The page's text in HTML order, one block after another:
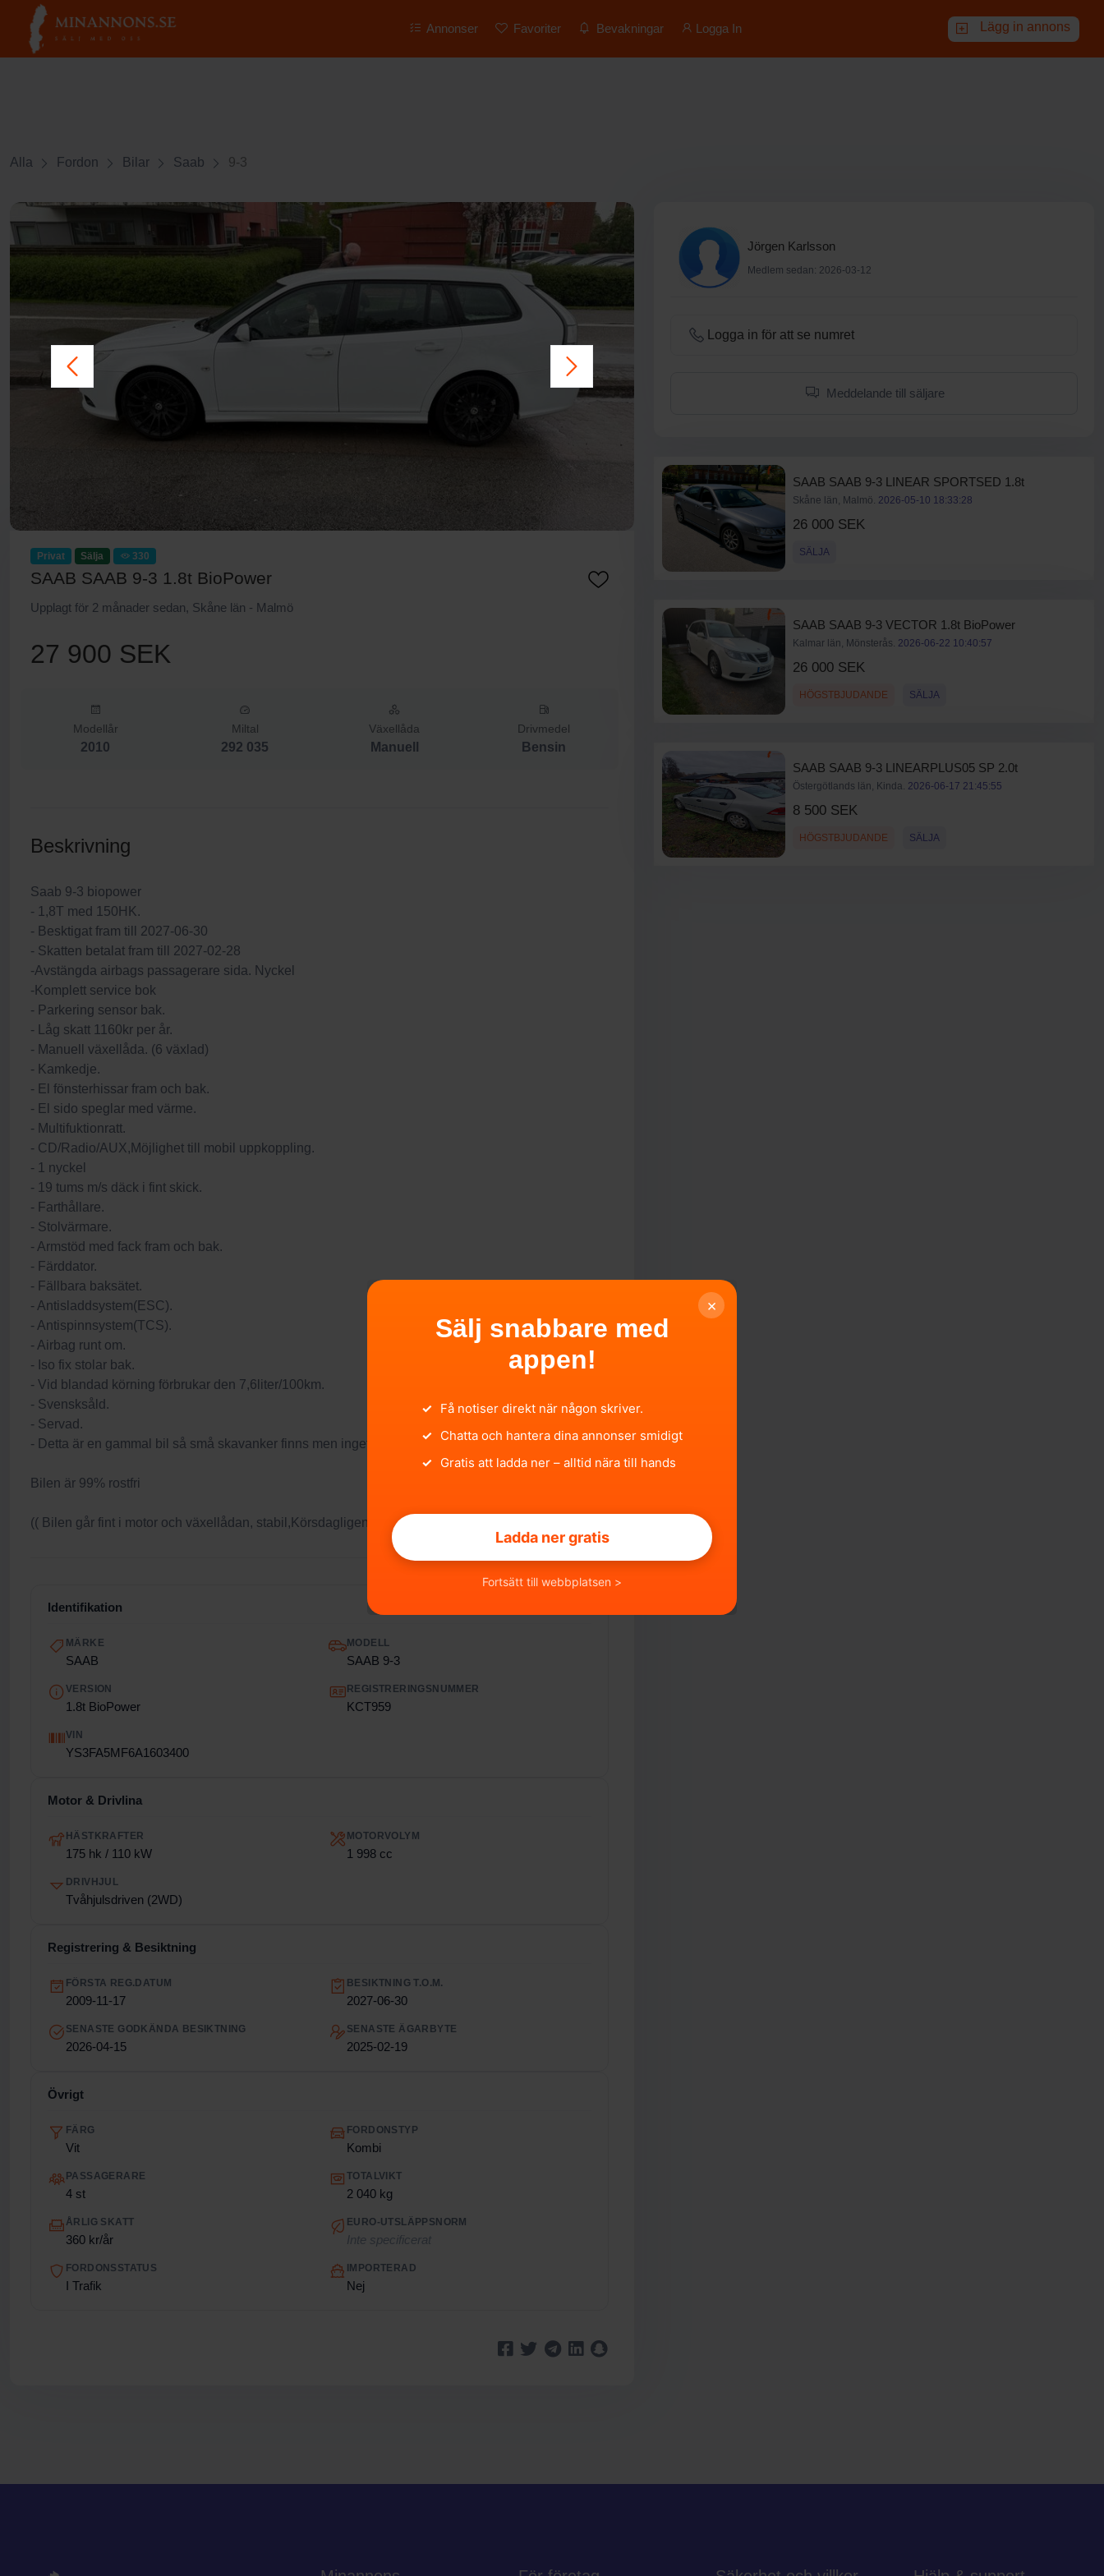
Annonser Favoriter Bevakningar Logga In Lägg in annons
Alla Fordon Bilar Saab 9-3
Privat Sälja 330
SAAB SAAB 9-3 1.8t BioPower
Upplagt för 2 månader sedan, Skåne län - Malmö
27 900 SEK
Modellår
2010
Miltal
292 035
Växellåda
Manuell
Drivmedel
Bensin
Beskrivning
Saab 9-3 biopower
- 1,8T med 150HK.
- Besktigat fram till 2027-06-30
- Skatten betalat fram till 2027-02-28
-Avstängda airbags passagerare sida. Nyckel
-Komplett service bok
- Parkering sensor bak.
- Låg skatt 1160kr per år.
- Manuell växellåda. (6 växlad)
- Kamkedje.
- El fönsterhissar fram och bak.
- El sido speglar med värme.
- Multifuktionratt.
- CD/Radio/AUX,Möjlighet till mobil uppkoppling.
- 1 nyckel
- 19 tums m/s däck i fint skick.
- Farthållare.
- Stolvärmare.
- Armstöd med fack fram och bak.
- Färddator.
- Fällbara baksätet.
- Antisladdsystem(ESC).
- Antispinnsystem(TCS).
- Airbag runt om.
- Iso fix stolar bak.
- Vid blandad körning förbrukar den 7,6liter/100km.
- Svensksåld.
- Servad.
- Detta är en gammal bil så små skavanker finns men inget som påverkar bilen.
Bilen är 99% rostfri
(( Bilen går fint i motor och växellådan, stabil,Körsdagligen, Lätt start))
Identifikation
MÄRKE
SAAB
MODELL
SAAB 9-3
VERSION
1.8t BioPower
REGISTRERINGSNUMMER
KCT959
VIN
YS3FA5MF6A1603400
Motor & Drivlina
HÄSTKRAFTER
175 hk / 110 kW
MOTORVOLYM
1 998 cc
DRIVHJUL
Tvåhjulsdriven (2WD)
Registrering & Besiktning
FÖRSTA REG.DATUM
2009-11-17
BESIKTNING T.O.M.
2027-06-30
SENASTE GODKÄNDA BESIKTNING
2026-04-15
SENASTE ÄGARBYTE
2025-02-19
Övrigt
FÄRG
Vit
FORDONSTYP
Kombi
PASSAGERARE
4 st
TOTALVIKT
2 040 kg
ÅRLIG SKATT
360 kr/år
EURO-UTSLÄPPSNORM
Inte specificerat
FORDONSSTATUS
I Trafik
IMPORTERAD
Nej
Jörgen Karlsson
Medlem sedan: 2026-03-12
Logga in för att se numret
Meddelande till säljare
SAAB SAAB 9-3 LINEAR SPORTSED 1.8t
Skåne län, Malmö. 2026-05-10 18:33:28
26 000 SEK
SÄLJA
SAAB SAAB 9-3 VECTOR 1.8t BioPower
Kalmar län, Mönsterås. 2026-06-22 10:40:57
26 000 SEK
HÖGSTBJUDANDE SÄLJA
SAAB SAAB 9-3 LINEARPLUS05 SP 2.0t
Östergötlands län, Kinda. 2026-06-17 21:45:55
8 500 SEK
HÖGSTBJUDANDE SÄLJA
×
Sälj snabbare med
appen!
✓ Få notiser direkt när någon skriver.
✓ Chatta och hantera dina annonser smidigt
✓ Gratis att ladda ner – alltid nära till hands
Ladda ner gratis
Fortsätt till webbplatsen >